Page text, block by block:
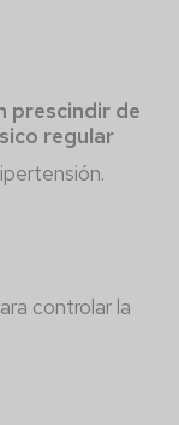
prescindir de
regular
controlar la